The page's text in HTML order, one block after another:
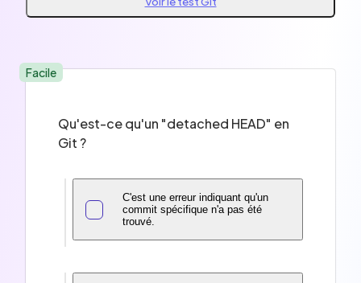
Facile
Qu'est-ce qu'un "detached HEAD" en
Git ?
C'est une erreur indiquant qu'un
commit spécifique n'a pas été
trouvé.